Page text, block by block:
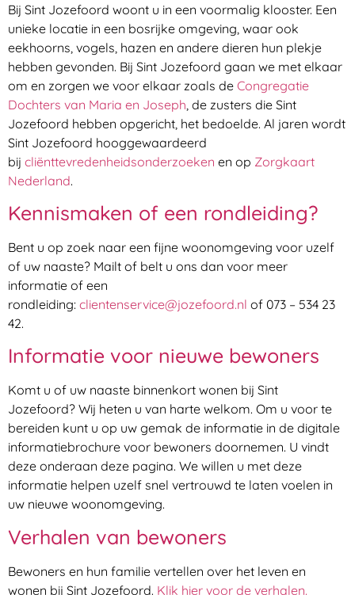
Bij Sint Jozefoord woont u in een voormalig klooster. Een
unieke locatie in een bosrijke omgeving, waar ook
eekhoorns, vogels, hazen en andere dieren hun plekje
hebben gevonden. Bij Sint Jozefoord gaan we met elkaar
om en zorgen we voor elkaar zoals de Congregatie
Dochters van Maria en Joseph , de zusters die Sint
Jozefoord hebben opgericht, het bedoelde. Al jaren wordt
Sint Jozefoord hooggewaardeerd
bij cliënttevredenheidsonderzoeken en op Zorgkaart
Nederland.
Kennismaken of een rondleiding?
Bent u op zoek naar een fijne woonomgeving voor uzelf
of uw naaste? Mailt of belt u ons dan voor meer
informatie of een
rondleiding: clientenservice@jozefoord.nl of 073 – 534 23
42.
Informatie voor nieuwe bewoners
Komt u of uw naaste binnenkort wonen bij Sint
Jozefoord? Wij heten u van harte welkom. Om u voor te
bereiden kunt u op uw gemak de informatie in de digitale
informatiebrochure voor bewoners doornemen. U vindt
deze onderaan deze pagina. We willen u met deze
informatie helpen uzelf snel vertrouwd te laten voelen in
uw nieuwe woonomgeving.
Verhalen van bewoners
Bewoners en hun familie vertellen over het leven en
wonen bij Sint Jozefoord. Klik hier voor de verhalen.